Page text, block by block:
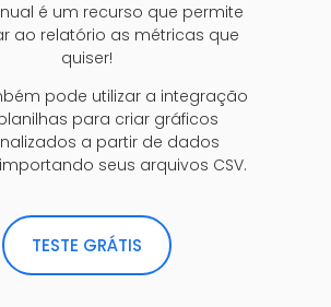
é um recurso que permite
ao relatório as métricas que
quiser!
pode utilizar a integração
para criar gráficos
a partir de dados
seus arquivos CSV.
TESTE GRÁTIS